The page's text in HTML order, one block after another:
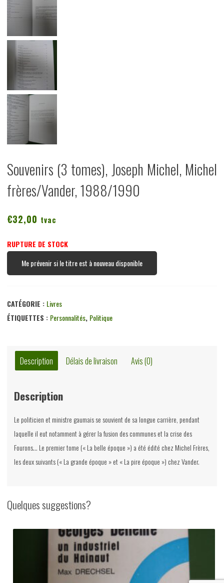
Souvenirs (3 tomes), Joseph Michel, Michel
frères/Vander, 1988/1990
€32,00 tvac
RUPTURE DE STOCK
Me prévenir si le titre est à nouveau disponible
CATÉGORIE : Livres
ÉTIQUETTES : Personnalités, Politique
Description Délais de livraison Avis (0)
Description
Le politicien et ministre gaumais se souvient de sa longue carrière, pendant
laquelle il eut notamment à gérer la fusion des communes et la crise des
Fourons… Le premier tome (« La belle époque ») a été édité chez Michel Frères,
les deux suivants (« La grande époque » et « La pire époque ») chez Vander.
Quelques suggestions?